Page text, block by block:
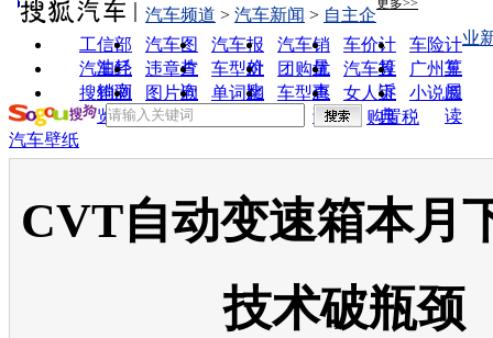
更多>>
工信部
油耗
汽车图
片
汽车报
价
汽车销
量
车价计
算
车险计
算
汽车经
销商
违章查
询
车型对
比
团购优
惠
汽车投
诉
广州车
展
搜狗浏
览器
图片欣
赏
单词翻
车型查
询
女人宝
典
小说阅
读
汽车频道 > 汽车新闻 > 自主企
业
购置税
汽车壁纸
CVT自动变速箱本月
技术破瓶颈